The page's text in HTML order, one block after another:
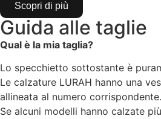
Scopri di più
Guida alle taglie
Qual è la mia taglia?
Lo specchietto sottostante è
Le calzature LURAH hanno una
allineata al numero corrispondente.
Se alcuni modelli hanno calzate